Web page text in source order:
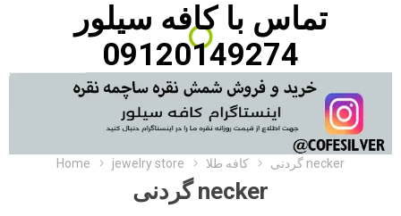
تماس باکافه سیلور
09120149274
Home jewelry store کافه طلا گردنی necker
گردنی necker